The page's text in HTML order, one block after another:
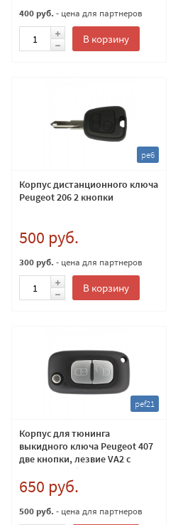
400 руб. - цена для партнеров
В корзину
pe6
Корпус дистанционного ключа
Peugeot 206 2 кнопки
500 руб.
300 руб. - цена для партнеров
В корзину
pef21
Корпус для тюнинга
выкидного ключа Peugeot 407
две кнопки, лезвие VA2 с
местом для батарейки
650 руб.
500 руб. - цена для партнеров